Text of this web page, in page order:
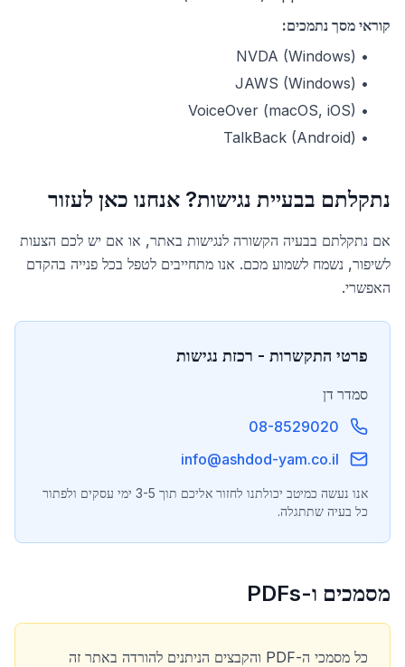
קוראי מסך נתמכים:
•
NVDA (Windows)
•
JAWS (Windows)
•
VoiceOver (macOS, iOS)
•
TalkBack (Android)
נתקלתם בבעיית נגישות? אנחנו כאן לעזור
אם נתקלתם בבעיה הקשורה לנגישות באתר, או אם יש לכם הצעות
לשיפור, נשמח לשמוע מכם. אנו מתחייבים לטפל בכל פנייה בהקדם
האפשרי.
פרטי התקשרות - רכזת נגישות
סמדר דן
08-8529020
info@ashdod-yam.co.il
אנו נעשה כמיטב יכולתנו לחזור אליכם תוך 3-5 ימי עסקים ולפתור
כל בעיה שתתגלה.
מסמכים ו-PDFs
כל מסמכי ה-PDF והקבצים הניתנים להורדה באתר זה